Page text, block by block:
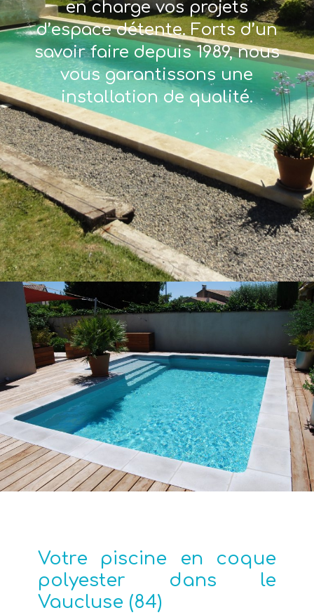
en charge vos projets
d’espace détente. Forts d’un
savoir faire depuis 1989, nous
vous garantissons une
installation de qualité.
Votre piscine en coque
polyester dans le
Vaucluse (84)